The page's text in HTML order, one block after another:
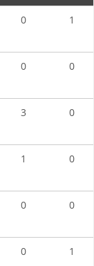
0 1
0 0
3 0
1 0
0 0
0 1